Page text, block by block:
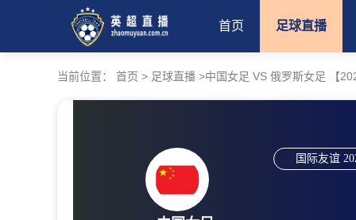
首页 足球直播
当前位置： 首页 > 足球直播 >中国女足 VS 俄罗斯女足 【
国际友谊